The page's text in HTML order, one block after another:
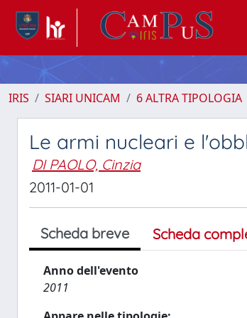
IRIS SIARI UNICAM 6 ALTRA TIPOLOGIA
Le armi nucleari e
DI PAOLO, Cinzia
2011-01-01
Scheda breve Scheda
Anno dell'evento
2011